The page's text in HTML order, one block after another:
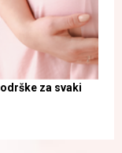
za svaki